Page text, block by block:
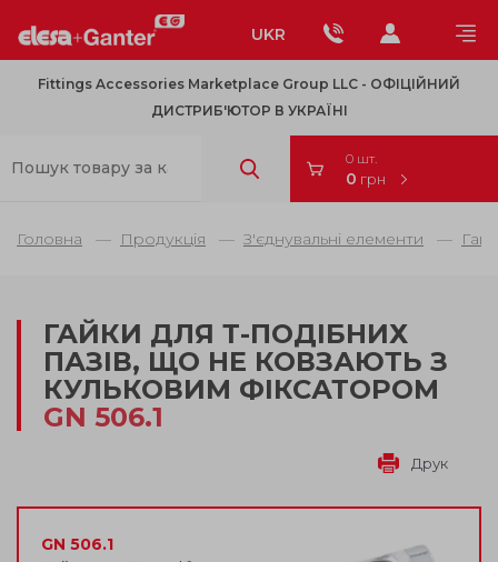
UKR
Fittings Accessories Marketplace Group LLC - OФІЦІЙНИЙ
ДИСТРИБ'ЮТОР В УКРАЇНІ
0 шт.
0 грн
Головна Продукція З'єднувальні елементи
ГАЙКИ ДЛЯ Т-ПОДІБНИХ
ПАЗІВ, ЩО НЕ КОВЗАЮТЬ З
КУЛЬКОВИМ ФІКСАТОРОМ
GN 506.1
Друк
GN 506.1